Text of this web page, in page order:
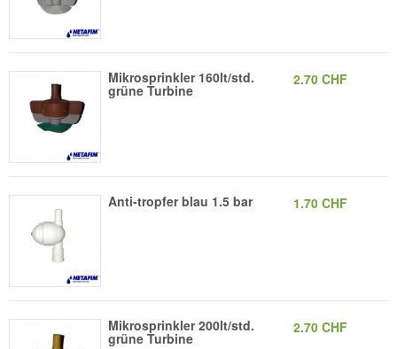
Mikrosprinkler 160lt/std.
grüne Turbine
2.70 CHF
Anti-tropfer blau 1.5 bar 1.70 CHF
Mikrosprinkler 200lt/std.
grüne Turbine
2.70 CHF